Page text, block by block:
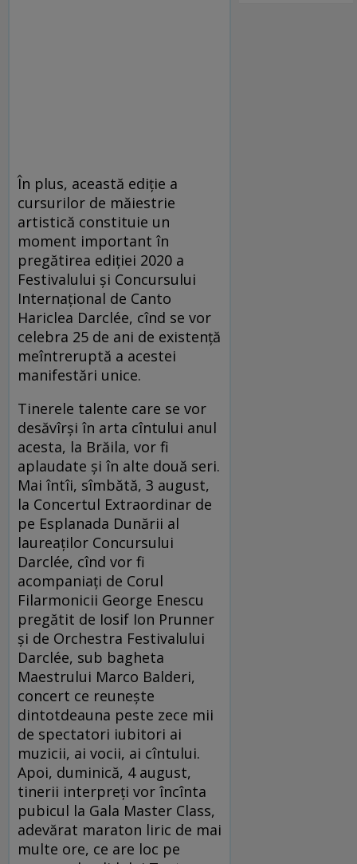
În plus, această ediție a
cursurilor de măiestrie
artistică constituie un
moment important în
pregătirea ediţiei 2020 a
Festivalului şi Concursului
Internaţional de Canto
Hariclea Darclée, cînd se vor
celebra 25 de ani de existență
meîntreruptă a acestei
manifestări unice.
Tinerele talente care se vor
desăvîrși în arta cîntului anul
acesta, la Brăila, vor fi
aplaudate şi în alte două seri.
Mai întîi, sîmbătă, 3 august,
la Concertul Extraordinar de
pe Esplanada Dunării al
laureaţilor Concursului
Darclée, cînd vor fi
acompaniaţi de Corul
Filarmonicii George Enescu
pregătit de Iosif Ion Prunner
şi de Orchestra Festivalului
Darclée, sub bagheta
Maestrului Marco Balderi,
concert ce reuneşte
dintotdeauna peste zece mii
de spectatori iubitori ai
muzicii, ai vocii, ai cîntului.
Apoi, duminică, 4 august,
tinerii interpreţi vor încînta
pubicul la Gala Master Class,
adevărat maraton liric de mai
multe ore, ce are loc pe